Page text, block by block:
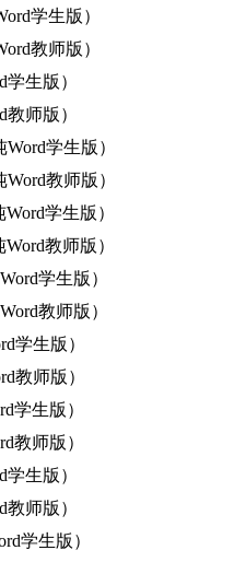
学生版）
教师版）
生版）
师版）
学生版）
教师版）
学生版）
教师版）
学生版）
教师版）
学生版）
教师版）
学生版）
教师版）
生版）
师版）
学生版）